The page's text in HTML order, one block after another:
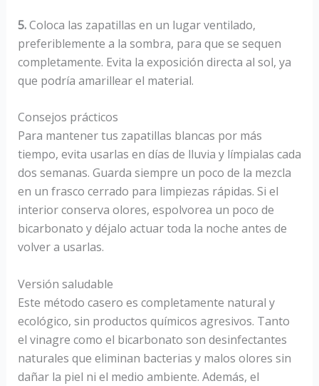
5.Coloca las zapatillas en un lugar ventilado,
preferiblemente a la sombra, para que se sequen
completamente. Evita la exposición directa al sol, ya
que podría amarillear el material.
Consejos prácticos
Para mantener tus zapatillas blancas por más
tiempo, evita usarlas en días de lluvia y límpialas cada
dos semanas. Guarda siempre un poco de la mezcla
en un frasco cerrado para limpiezas rápidas. Si el
interior conserva olores, espolvorea un poco de
bicarbonato y déjalo actuar toda la noche antes de
volver a usarlas.
Versión saludable
Este método casero es completamente natural y
ecológico, sin productos químicos agresivos. Tanto
el vinagre como el bicarbonato son desinfectantes
naturales que eliminan bacterias y malos olores sin
dañar la piel ni el medio ambiente. Además, el